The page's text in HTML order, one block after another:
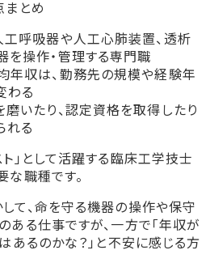
まとめ
呼吸器や人工心肺装置、透析
操作・管理する専門職
年収は、勤務先の規模や経験年
わる
いたり、認定資格を取得したり
れる
」として活躍する臨床工学技士
な職種です。
て、命を守る機器の操作や保守
ある仕事ですが、一方で「年収が
あるのかな？」と不安に感じる方